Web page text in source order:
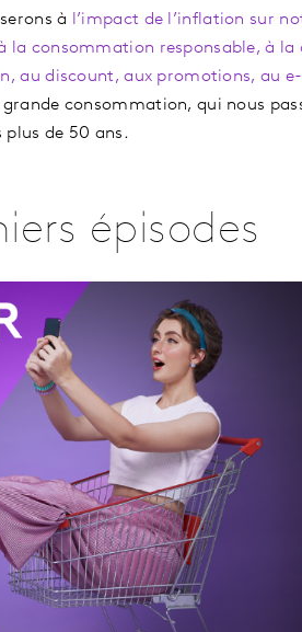
à
l’impact de l’inflation sur
la consommation responsable, à la
au discount, aux promotions, au
consommation, qui nous
plus de 50 ans.
épisodes